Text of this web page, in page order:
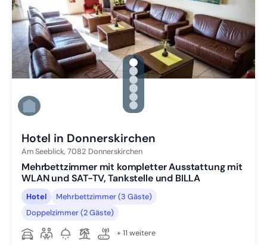
gallery.slide_selector
Zu Slide 1 wechseln
Zu Slide 2 wechseln
Zu Slide 3 wechseln
Zu Slide 4 wechseln
Zu Slide 5 wechseln
Zu Slide 6 wechseln
Hotel in Donnerskirchen
Am Seeblick, 7082 Donnerskirchen
Mehrbettzimmer mit kompletter Ausstattung mit
WLAN und SAT-TV, Tankstelle und BILLA
Hotel
Mehrbettzimmer (3 Gäste)
Doppelzimmer (2 Gäste)
+ 11 weitere